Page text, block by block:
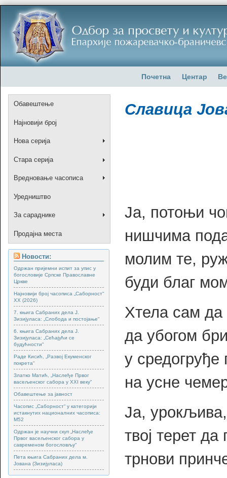
Почетна Центар
Обавештење
Најновији број
Нова серија
Стара серија
Вредновање часописа
Уредништво
За сараднике
Продајна места
Новости:
Одржан пријемни испит за упис у
богословије Српске Православне
Цркве
Најновији број часописа „Саборност“
XX (2026)
7. књига Сабраних дела Ј.
Зизијуласа: „Слобода и постојање“
6. књига Сабраних дела Ј.
Зизијуласа: „Сећајући се
будућности“
Раде Кисић, „Развој Екуменског
покрета“
Златко Матић, „Наслеђе Првог
васељенског сабора у XXI веку“
Обавештење за јавност
Часопис „Саборност“ у категорији
истакнутих националних часописа:
М52
Одржан је научни скуп „Наслеђе
Првог васељенског сабора у
савременом богословљу“
Пета књига Сабраних дела м.
Јована (Зизијуласа)
Славица
Ја, потоњи
нишчима
молим те,
буди благ
Хтела сам
да убогом
у
на усне
Ја,
твој терет
трнови